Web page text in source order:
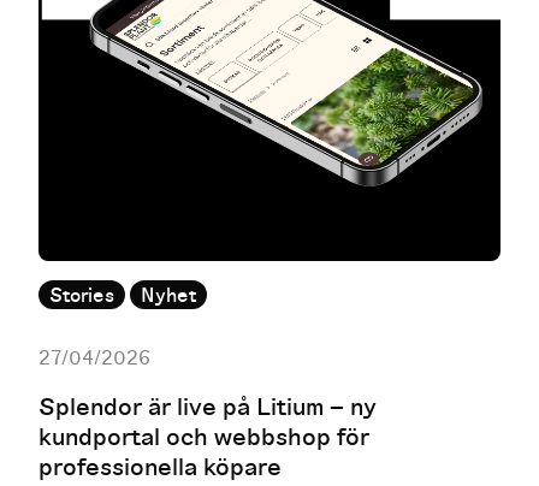
Stories Nyhet
27/04/2026
Splendor är live på Litium – ny
kundportal och webbshop för
professionella köpare